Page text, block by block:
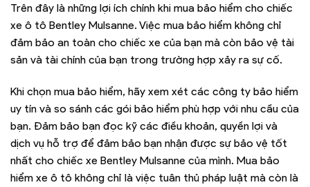
Trên đây là những lợi ích chính khi mua bảo hiểm cho chiếc
xe ô tô Bentley Mulsanne. Việc mua bảo hiểm không chỉ
đảm bảo an toàn cho chiếc xe của bạn mà còn bảo vệ tài
sản và tài chính của bạn trong trường hợp xảy ra sự cố.
Khi chọn mua bảo hiểm, hãy xem xét các công ty bảo hiểm
uy tín và so sánh các gói bảo hiểm phù hợp với nhu cầu của
bạn. Đảm bảo bạn đọc kỹ các điều khoản, quyền lợi và
dịch vụ hỗ trợ để đảm bảo bạn nhận được sự bảo vệ tốt
nhất cho chiếc xe Bentley Mulsanne của mình. Mua bảo
hiểm xe ô tô không chỉ là việc tuân thủ pháp luật mà còn là